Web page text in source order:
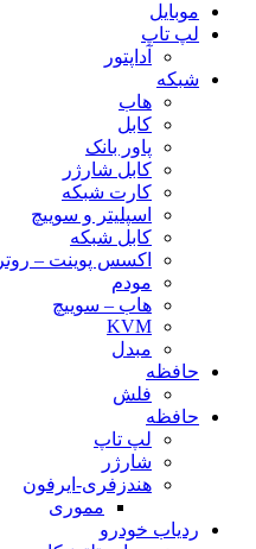
موبایل
لپ تاپ
آداپتور
شبکه
هاب
کابل
پاور بانک
کابل شارژر
کارت شبکه
اسپلیتر و سوییچ
کابل شبکه
اکسس پوینت – روتر
مودم
هاب – سوییچ
KVM
مبدل
حافظه
فلش
حافظه
لپ تاپ
شارژر
هندزفری-ایرفون
مموری
ردیاب خودرو